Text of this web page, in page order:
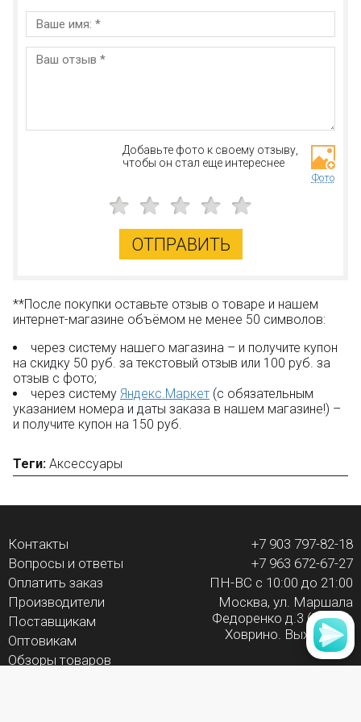
Добавьте фото к своему отзыву,
чтобы он стал еще интереснее
Фото
ОТПРАВИТЬ
**После покупки оставьте отзыв о товаре и нашем
интернет-магазине объёмом не менее 50 символов:
через систему нашего магазина – и получите купон
на скидку 50 руб. за текстовый отзыв или 100 руб. за
отзыв с фото;
через систему Яндекс.Маркет (с обязательным
указанием номера и даты заказа в нашем магазине!) –
и получите купон на 150 руб.
Теги: Аксессуары
Контакты
Вопросы и ответы
Оплатить заказ
Производители
Поставщикам
Оптовикам
Обзоры товаров
+7 903 797-82-18
+7 963 672-67-27
ПН-ВС с 10:00 до 21:00
Москва, ул. Маршала
Федоренко д.3 (Метро
Ховрино. Выход №1)